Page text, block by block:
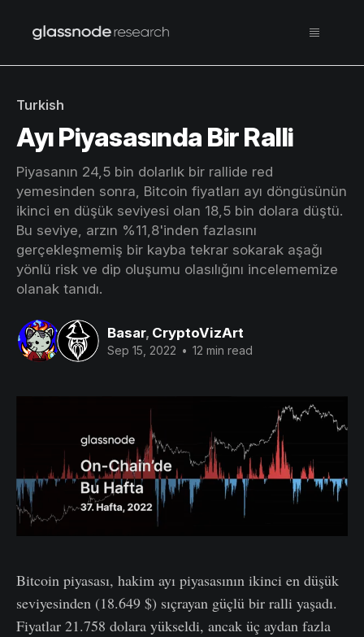
Turkish
Ayı Piyasasında Bir Ralli
Piyasanın 24,5 bin dolarlık bir rallide red
yemesinden sonra, Bitcoin fiyatları ayı döngüsünün
ikinci en düşük seviyesi olan 18,5 bin dolara düştü.
Bu seviye, arzın %11,8'inden fazlasını
gerçekleşmemiş bir kayba tekrar sokarak aşağı
yönlü risk ve dip oluşumu olasılığını incelememize
olanak tanıdı.
Basar, CryptoVizArt
Sep 15, 2022 • 12 min read
Bitcoin piyasası, hakim ayı piyasasının ikinci en düşük
seviyesinden (18.649 $) sıçrayan güçlü bir ralli yaşadı.
Fiyatlar 21.758 dolara yükseldi, ancak üç aydan fazla